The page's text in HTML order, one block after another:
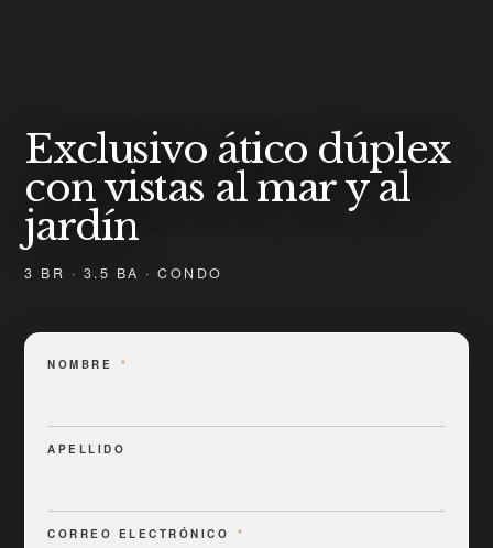
Exclusivo ático dúplex
con vistas al mar y al
jardín
3 BR · 3.5 BA · CONDO
NOMBRE *
APELLIDO
CORREO ELECTRÓNICO *